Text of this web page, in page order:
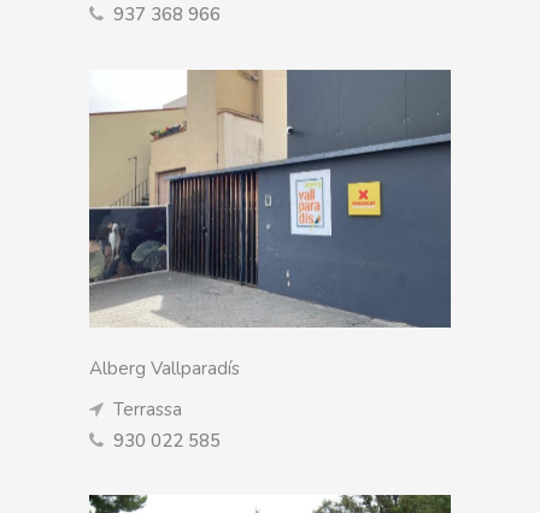
937 368 966
Alberg Vallparadís
Terrassa
930 022 585